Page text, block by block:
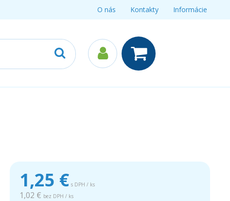
O nás Kontakty Informácie
1,25 € s DPH / ks
1,02 € bez DPH / ks